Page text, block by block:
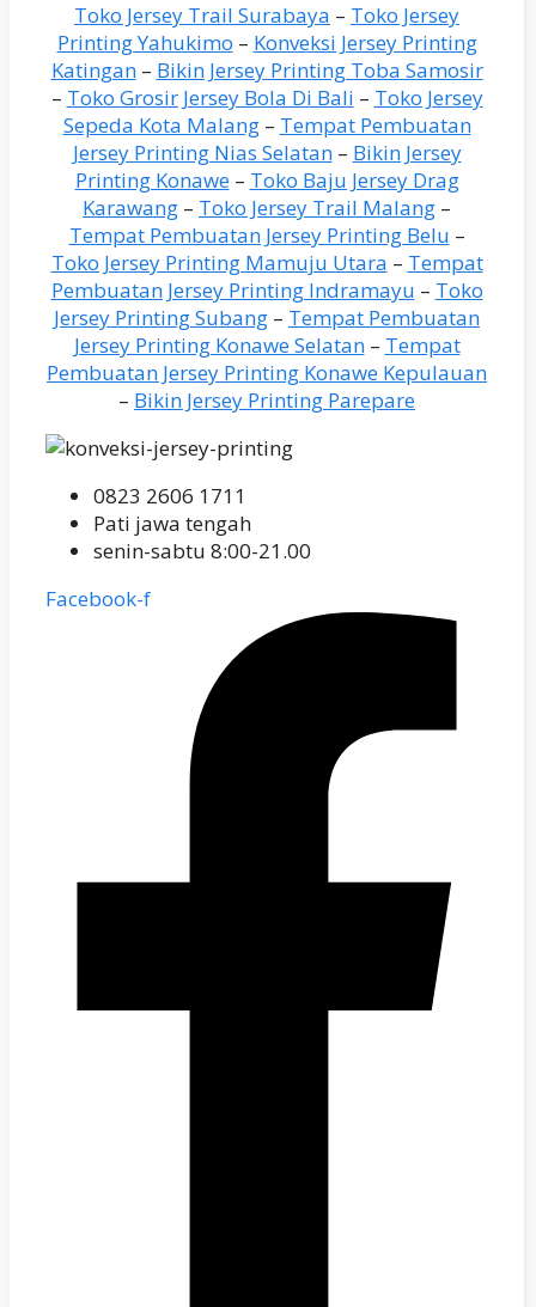
Toko Jersey Trail Surabaya – Toko Jersey
Printing Yahukimo – Konveksi Jersey Printing
Katingan– Bikin Jersey Printing Toba Samosir
– Toko Grosir Jersey Bola Di Bali – Toko Jersey
Sepeda Kota Malang– Tempat Pembuatan
Jersey Printing Nias Selatan– Bikin Jersey
Printing Konawe– Toko Baju Jersey Drag
Karawang – Toko Jersey Trail Malang –
Tempat Pembuatan Jersey Printing Belu –
Toko Jersey Printing Mamuju Utara – Tempat
Pembuatan Jersey Printing Indramayu – Toko
Jersey Printing Subang – Tempat Pembuatan
Jersey Printing Konawe Selatan– Tempat
Pembuatan Jersey Printing Konawe Kepulauan
– Bikin Jersey Printing Parepare
0823 2606 1711
Pati jawa tengah
senin-sabtu 8:00-21.00
Facebook-f